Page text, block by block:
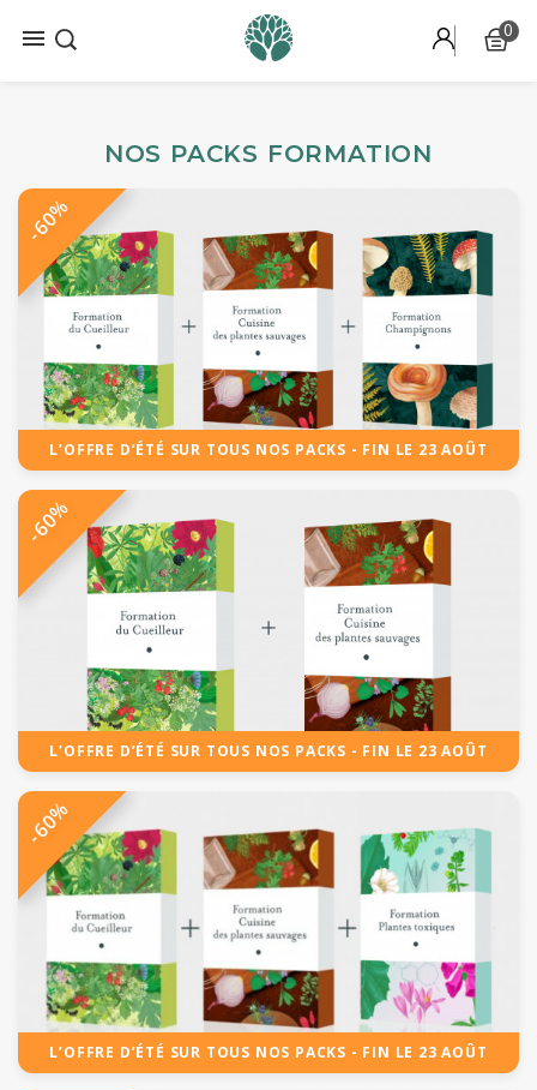
 0
NOS PACKS FORMATION
L’OFFRE D’ÉTÉ SUR TOUS NOS PACKS - FIN LE 23 AOÛT
-60%
L’OFFRE D’ÉTÉ SUR TOUS NOS PACKS - FIN LE 23 AOÛT
-60%
L’OFFRE D’ÉTÉ SUR TOUS NOS PACKS - FIN LE 23 AOÛT
-60%